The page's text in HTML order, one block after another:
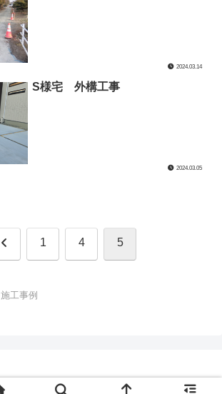
2024.03.14
S様宅 外構工事
2024.03.05
前 1 4 5
施工事例